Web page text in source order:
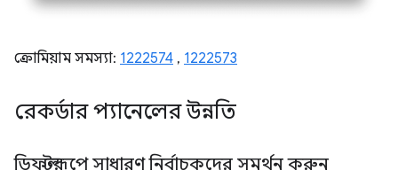
ক্রোমিয়াম সমস্যা: 1222574 , 1222573
রেকর্ডার প্যানেলের উন্নতি
ডিফল্টরূপে সাধারণ নির্বাচকদের সমর্থন করুন